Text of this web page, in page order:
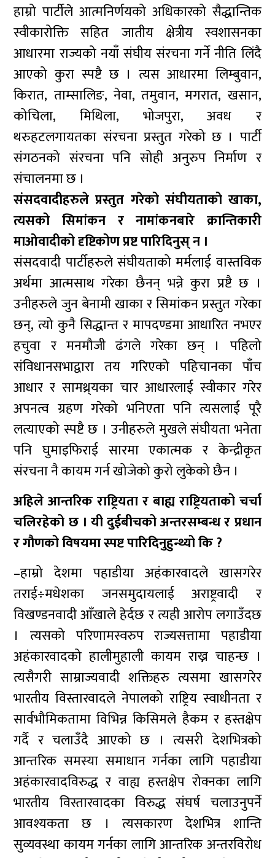
हाम्रो पार्टीले आत्मनिर्णयको अधिकारको सैद्धान्तिक
स्वीकारोक्ति सहित जातीय क्षेत्रीय स्वशासनका
आधारमा राज्यको नयाँ संघीय संरचना गर्ने नीति लिंदै
आएको कुरा स्पष्टै छ । त्यस आधारमा लिम्बुवान,
किरात, ताम्सालिङ, नेवा, तमुवान, मगरात, खसान,
कोचिला, मिथिला, भोजपुरा, अवध र
थरुहटलगायतका संरचना प्रस्तुत गरेको छ । पार्टी
संगठनको संरचना पनि सोही अनुरुप निर्माण र
संचालनमा छ ।
संसदवादीहरुले प्रस्तुत गरेको संघीयताको खाका,
त्यसको सिमांकन र नामांकनबारे क्रान्तिकारी
माओवादीको दृष्टिकोण प्रष्ट पारिदिनुस् न ।
संसदवादी पार्टीहरुले संघीयताको मर्मलाई वास्तविक
अर्थमा आत्मसाथ गरेका छैनन् भन्ने कुरा प्रष्टै छ ।
उनीहरुले जुन बेनामी खाका र सिमांकन प्रस्तुत गरेका
छन्, त्यो कुनै सिद्धान्त र मापदण्डमा आधारित नभएर
हचुवा र मनमौजी ढंगले गरेका छन् । पहिलो
संविधानसभाद्वारा तय गरिएको पहिचानका पाँच
आधार र सामथ्र्यका चार आधारलाई स्वीकार गरेर
अपनत्व ग्रहण गरेको भनिएता पनि त्यसलाई पूरै
लत्याएको स्पष्टै छ । उनीहरुले मुखले संघीयता भनेता
पनि घुमाइफिराई सारमा एकात्मक र केन्द्रीकृत
संरचना नै कायम गर्न खोजेको कुरो लुकेको छैन ।
अहिले आन्तरिक राष्ट्रियता र बाह्य राष्ट्रियताको चर्चा
चलिरहेको छ । यी दुईबीचको अन्तरसम्बन्ध र प्रधान
र गौणको विषयमा स्पष्ट पारिदिनुहुन्थ्यो कि ?
–हाम्रो देशमा पहाडीया अहंकारवादले खासगरेर
तराई÷मधेशका जनसमुदायलाई अराष्ट्रवादी र
विखण्डनवादी आँखाले हेर्दछ र त्यही आरोप लगाउँदछ
। त्यसको परिणामस्वरुप राज्यसत्तामा पहाडीया
अहंकारवादको हालीमुहाली कायम राख्न चाहन्छ ।
त्यसैगरी साम्राज्यवादी शक्तिहरु त्यसमा खासगरेर
भारतीय विस्तारवादले नेपालको राष्ट्रिय स्वाधीनता र
सार्वभौमिकतामा विभिन्न किसिमले हैकम र हस्तक्षेप
गर्दै र चलाउँदै आएको छ । त्यसरी देशभित्रको
आन्तरिक समस्या समाधान गर्नका लागि पहाडीया
अहंकारवादविरुद्ध र वाह्य हस्तक्षेप रोक्नका लागि
भारतीय विस्तारवादका विरुद्ध संघर्ष चलाउनुपर्ने
आवश्यकता छ । त्यसकारण देशभित्र शान्ति
सुव्यवस्था कायम गर्नका लागि आन्तरिक अन्तरविरोध